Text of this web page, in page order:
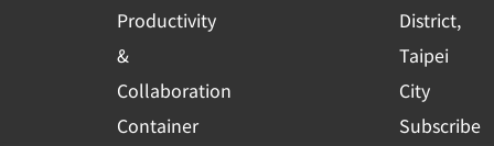
Productivity
&
Collaboration
Container
District,
Taipei
City
Subscribe